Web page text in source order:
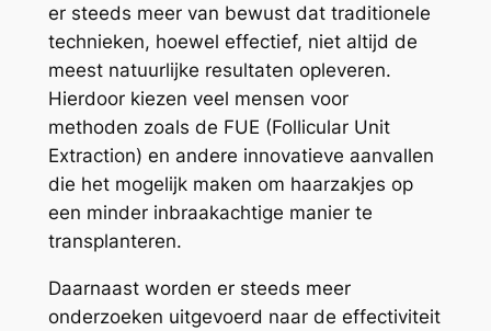
er steeds meer van bewust dat traditionele
technieken, hoewel effectief, niet altijd de
meest natuurlijke resultaten opleveren.
Hierdoor kiezen veel mensen voor
methoden zoals de FUE (Follicular Unit
Extraction) en andere innovatieve aanvallen
die het mogelijk maken om haarzakjes op
een minder inbraakachtige manier te
transplanteren.
Daarnaast worden er steeds meer
onderzoeken uitgevoerd naar de effectiviteit